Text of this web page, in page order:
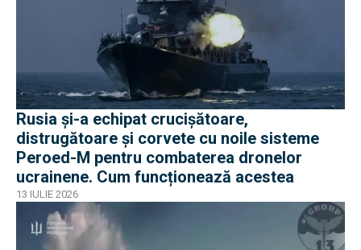
Rusia și-a echipat crucișătoare,
distrugătoare și corvete cu noile sisteme
Peroed-M pentru combaterea dronelor
ucrainene. Cum funcționează acestea
13 IULIE 2026